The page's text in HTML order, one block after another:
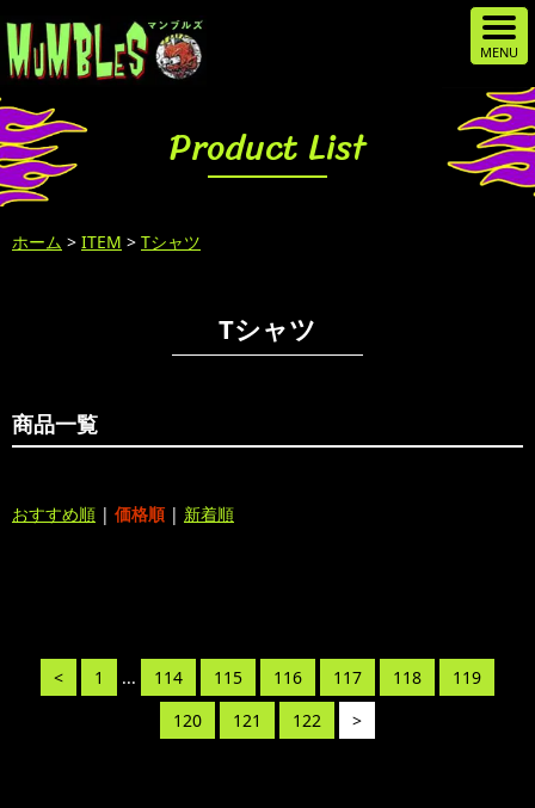
Product List
ホーム > ITEM > Tシャツ
Tシャツ
商品一覧
おすすめ順 | 価格順 | 新着順
< 1 ... 114 115 116 117 118
119
120
121 122 >